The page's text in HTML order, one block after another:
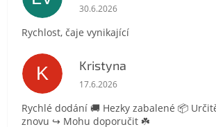
Hodnocení obchodu je 5 z 5
30.6.2026
Rychlost, čaje vynikající
K Kristyna
Hodnocení obchodu je 5 z 5
17.6.2026
Rychlé dodání 🚚 Hezky zabalené 📦
znovu ↪️ Mohu doporučit ☘️